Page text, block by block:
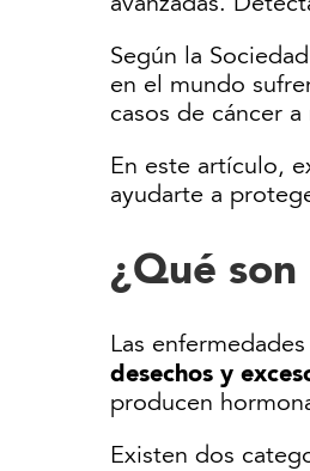
Según la
en el mundo
casos de cáncer
En este artículo,
ayudarte a
¿Qué
Las
desechos y
producen
Existen dos